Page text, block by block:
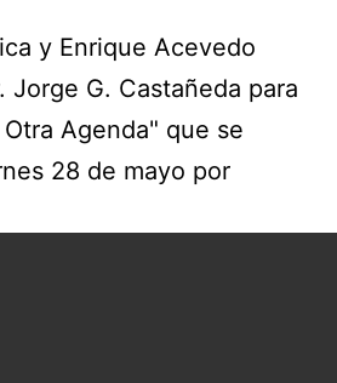
y Enrique Acevedo
Jorge G. Castañeda para
Agenda" que se
28 de mayo por